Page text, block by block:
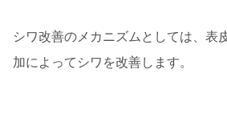
シワ改善のメカニズムとしては、表
加によってシワを改善します。